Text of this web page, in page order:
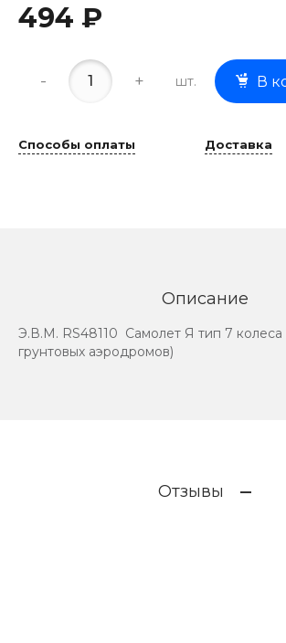
494 ₽
- + шт. В
Способы оплаты Доставка
Описание
Э.В.М. RS48110 Самолет Я тип 7
грунтовых аэродромов)
Отзывы